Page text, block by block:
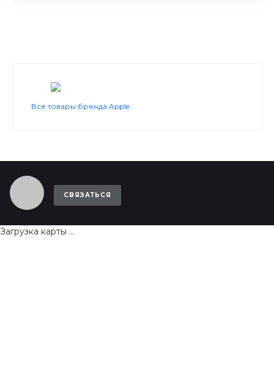
Все товары бренда Apple
СВЯЗАТЬСЯ
Загрузка карты ...